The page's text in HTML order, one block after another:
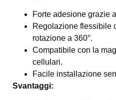
Forte adesione grazie
Regolazione flessibile
rotazione a 360°.
Compatibile con la
cellulari.
Facile installazione
Svantaggi: